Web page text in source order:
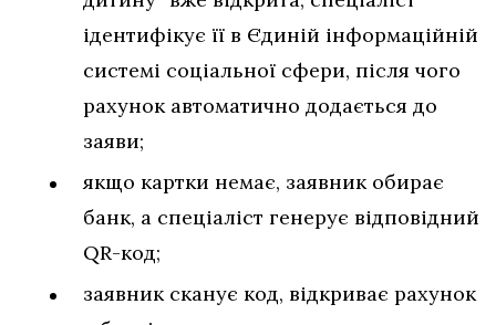
ідентифікує її в Єдиній інформаційній
системі соціальної сфери, після чого
рахунок автоматично додається до
заяви;
якщо картки немає, заявник обирає
банк, а спеціаліст генерує відповідний
QR-код;
заявник сканує код, відкриває рахунок